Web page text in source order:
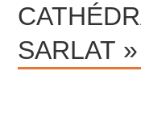
SARLAT »